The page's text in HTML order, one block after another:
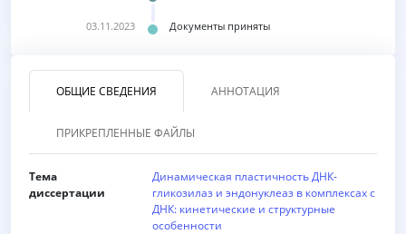
03.11.2023 Документы приняты
ОБЩИЕ СВЕДЕНИЯ АННОТАЦИЯ
ПРИКРЕПЛЕННЫЕ ФАЙЛЫ
Тема
диссертации
Динамическая пластичность ДНК-
гликозилаз и эндонуклеаз в комплексах с
ДНК: кинетические и структурные
особенности